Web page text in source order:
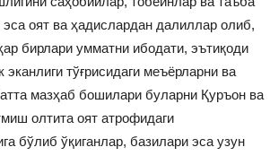
оят ва ҳадислардан далиллар олиб,
бирлари умматни ибодати, эътиқоди
тўғрисидаги меъёрларни ва
мазҳаб бошилари буларни Қуръон ва
олтита оят атрофидаги
бўлиб ўқиганлар, базилари эса узун